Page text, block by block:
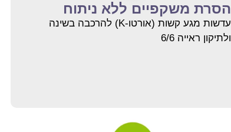
הסרת משקפיים ללא ניתוח
עדשות מגע קשות (אורטו-K) להרכבה בשינה
ולתיקון ראייה 6/6